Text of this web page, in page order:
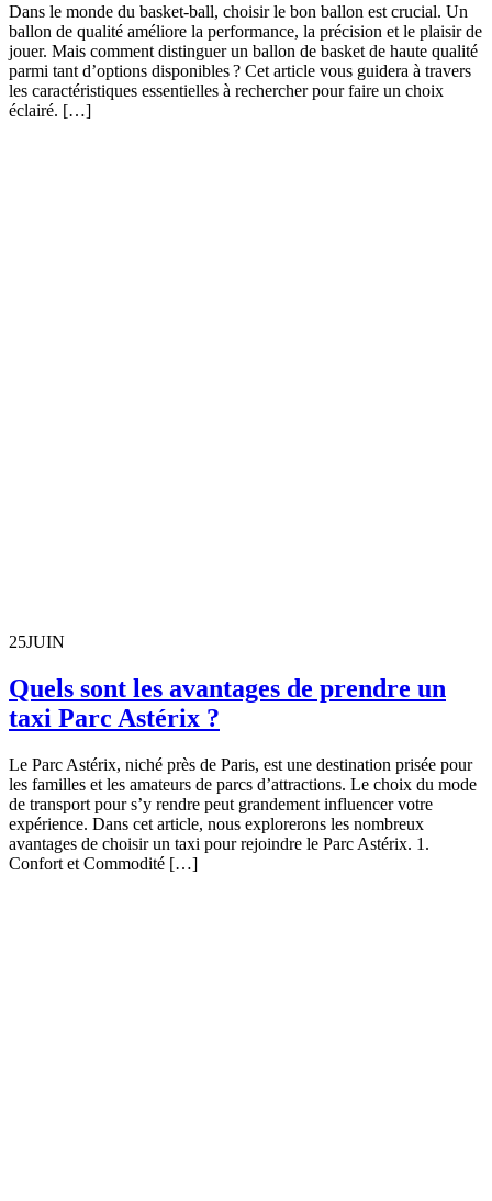
Dans le monde du basket-ball, choisir le bon ballon est crucial. Un
ballon de qualité améliore la performance, la précision et le plaisir de
jouer. Mais comment distinguer un ballon de basket de haute qualité
parmi tant d’options disponibles ? Cet article vous guidera à travers
les caractéristiques essentielles à rechercher pour faire un choix
éclairé. […]
25JUIN
Quels sont les avantages de prendre un
taxi Parc Astérix ?
Le Parc Astérix, niché près de Paris, est une destination prisée pour
les familles et les amateurs de parcs d’attractions. Le choix du mode
de transport pour s’y rendre peut grandement influencer votre
expérience. Dans cet article, nous explorerons les nombreux
avantages de choisir un taxi pour rejoindre le Parc Astérix. 1.
Confort et Commodité […]